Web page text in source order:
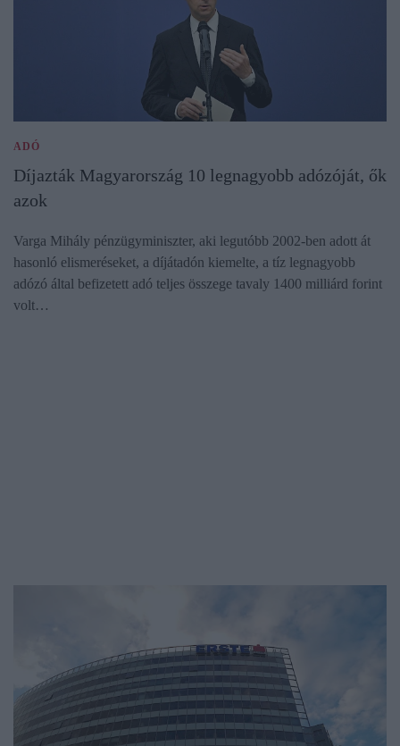
ADÓ
Díjazták Magyarország 10 legnagyobb adózóját, ők
azok
Varga Mihály pénzügyminiszter, aki legutóbb 2002-ben adott át
hasonló elismeréseket, a díjátadón kiemelte, a tíz legnagyobb
adózó által befizetett adó teljes összege tavaly 1400 milliárd forint
volt…